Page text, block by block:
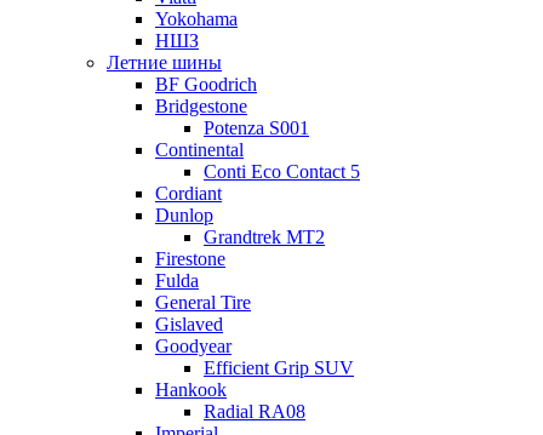
Yokohama
НШЗ
Летние шины
BF Goodrich
Bridgestone
Potenza S001
Continental
Conti Eco Contact 5
Cordiant
Dunlop
Grandtrek MT2
Firestone
Fulda
General Tire
Gislaved
Goodyear
Efficient Grip SUV
Hankook
Radial RA08